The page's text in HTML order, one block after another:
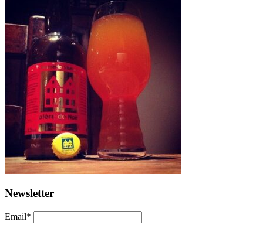
Newsletter
Email*